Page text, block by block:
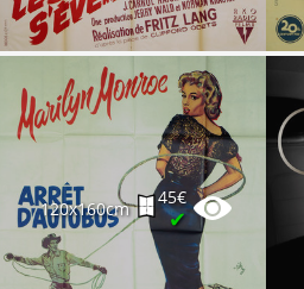
120x160cm
45€
✔